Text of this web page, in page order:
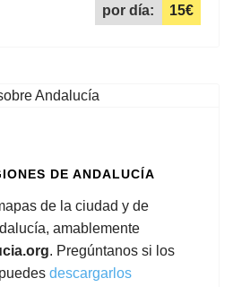
por día: 15€
DE ANDALUCÍA
de la ciudad y de
amablemente
. Pregúntanos si los
descargarlos